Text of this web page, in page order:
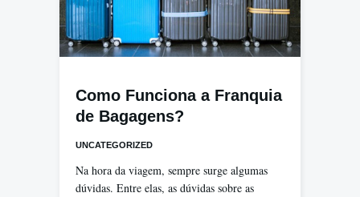
Como Funciona a Franquia
de Bagagens?
UNCATEGORIZED
Na hora da viagem, sempre surge algumas
dúvidas. Entre elas, as dúvidas sobre as